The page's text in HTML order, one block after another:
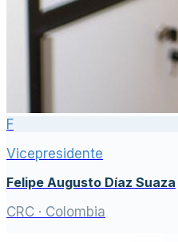
F
Vicepresidente
Felipe Augusto Díaz Suaza
CRC · Colombia